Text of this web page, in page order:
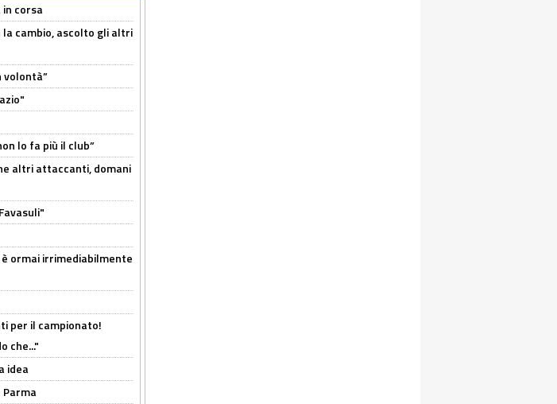
corsa
la cambio, ascolto gli altri
volontà”
lo fa più il club”
altri attaccanti, domani
ormai irrimediabilmente
per il campionato!
che..."
idea